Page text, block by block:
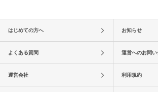
はじめての方へ お知らせ
よくある質問 運営へのお問い
運営会社 利用規約